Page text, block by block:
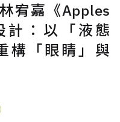
宥嘉《Apples
計：以「液態
構「眼睛」與